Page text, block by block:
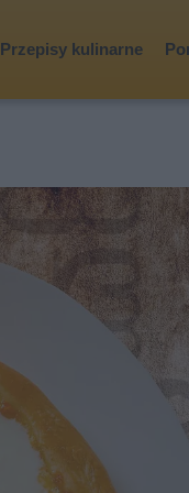
Przepisy kulinarne